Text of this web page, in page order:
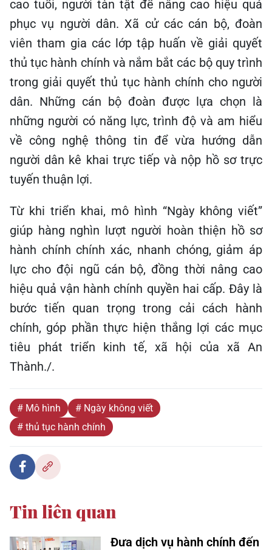
cao tuổi, người tàn tật để nâng cao hiệu quả
phục vụ người dân. Xã cử các cán bộ, đoàn
viên tham gia các lớp tập huấn về giải quyết
thủ tục hành chính và nắm bắt các bộ quy trình
trong giải quyết thủ tục hành chính cho người
dân. Những cán bộ đoàn được lựa chọn là
những người có năng lực, trình độ và am hiểu
về công nghệ thông tin để vừa hướng dẫn
người dân kê khai trực tiếp và nộp hồ sơ trực
tuyến thuận lợi.
Từ khi triển khai, mô hình “Ngày không viết”
giúp hàng nghìn lượt người hoàn thiện hồ sơ
hành chính chính xác, nhanh chóng, giảm áp
lực cho đội ngũ cán bộ, đồng thời nâng cao
hiệu quả vận hành chính quyền hai cấp. Đây là
bước tiến quan trọng trong cải cách hành
chính, góp phần thực hiện thắng lợi các mục
tiêu phát triển kinh tế, xã hội của xã An
Thành./.
# Mô hình
# Ngày không viết
# thủ tục hành chính
Tin liên quan
Đưa dịch vụ hành chính đến